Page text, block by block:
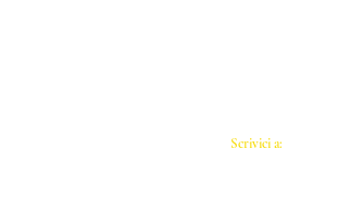
Scrivici a:​​